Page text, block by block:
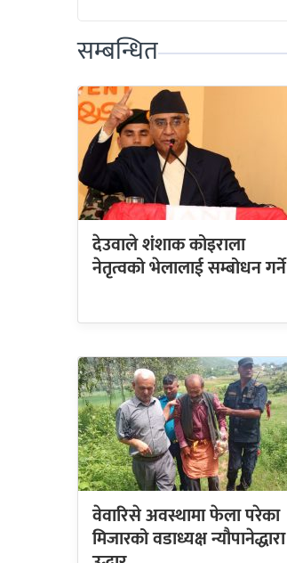
सम्बन्धित
देउवाले शंशाक कोइराला
नेतृत्वको भेलालाई सम्बोधन गर्ने
वेवारिसे अवस्थामा फेला परेका
मिजारको वडाध्यक्ष न्यौपानेद्धारा